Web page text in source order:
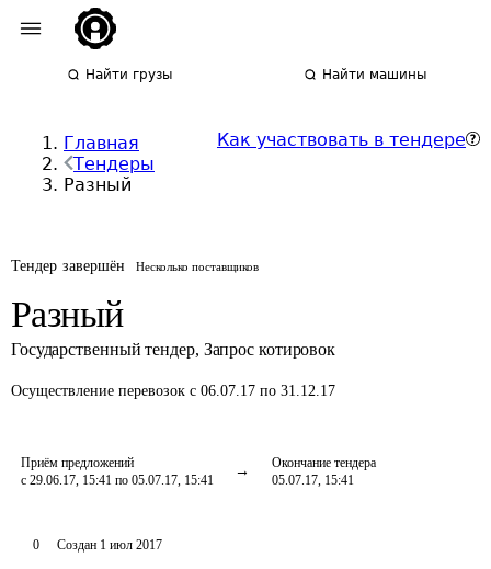
Найти грузы Найти машины
Главная
Тендеры
Разный
Как участвовать в тендере
Тендер завершён Несколько поставщиков
Разный
Государственный тендер, Запрос котировок
Осуществление перевозок с 06.07.17 по 31.12.17
Приём предложений
с 29.06.17, 15:41 по 05.07.17, 15:41
Окончание тендера
05.07.17, 15:41
0 Создан 1 июл 2017